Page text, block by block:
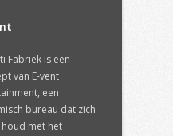
Fabriek is een
van E-vent
een
bureau dat zich
met het